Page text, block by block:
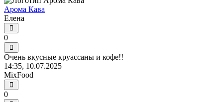
Арома Кава
Елена
0
Очень вкусные круассаны и кофе!!
14:35, 10.07.2025
MixFood
0